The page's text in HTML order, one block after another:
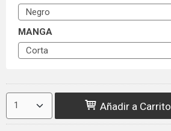
MANGA
Añadir a Carrito